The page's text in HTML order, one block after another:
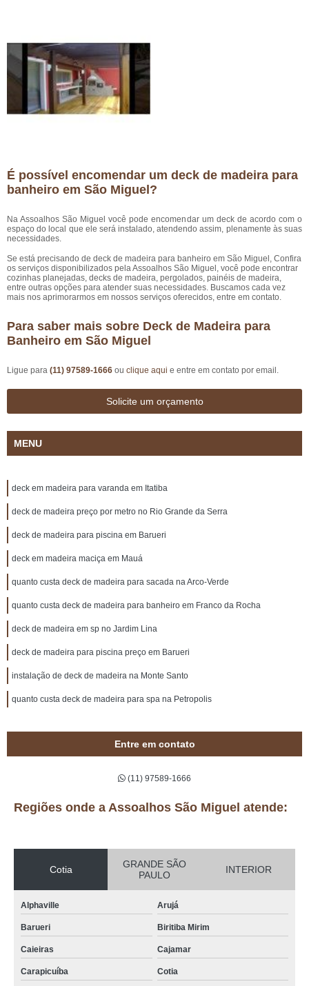
É possível encomendar um deck de madeira para
banheiro em São Miguel?
Na Assoalhos São Miguel você pode encomendar um deck de acordo com o
espaço do local que ele será instalado, atendendo assim, plenamente às suas
necessidades.
Se está precisando de deck de madeira para banheiro em São Miguel, Confira
os serviços disponibilizados pela Assoalhos São Miguel, você pode encontrar
cozinhas planejadas, decks de madeira, pergolados, painéis de madeira,
entre outras opções para atender suas necessidades. Buscamos cada vez
mais nos aprimorarmos em nossos serviços oferecidos, entre em contato.
Para saber mais sobre Deck de Madeira para
Banheiro em São Miguel
Ligue para (11) 97589-1666 ou clique aqui e entre em contato por email.
Solicite um orçamento
MENU
deck em madeira para varanda em Itatiba
deck de madeira preço por metro no Rio Grande da Serra
deck de madeira para piscina em Barueri
deck em madeira maciça em Mauá
quanto custa deck de madeira para sacada na Arco-Verde
quanto custa deck de madeira para banheiro em Franco da Rocha
deck de madeira em sp no Jardim Lina
deck de madeira para piscina preço em Barueri
instalação de deck de madeira na Monte Santo
quanto custa deck de madeira para spa na Petropolis
Entre em contato
(11) 97589-1666
Regiões onde a Assoalhos São Miguel atende:
Cotia
GRANDE SÃO
PAULO
INTERIOR
Alphaville Arujá
Barueri Biritiba Mirim
Caieiras Cajamar
Carapicuíba Cotia